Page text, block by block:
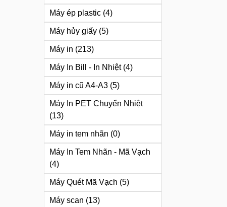
Máy ép plastic (4)
Máy hủy giấy (5)
Máy in (213)
Máy In Bill - In Nhiệt (4)
Máy in cũ A4-A3 (5)
Máy In PET Chuyển Nhiệt
(13)
Máy in tem nhãn (0)
Máy In Tem Nhãn - Mã Vạch
(4)
Máy Quét Mã Vạch (5)
Máy scan (13)